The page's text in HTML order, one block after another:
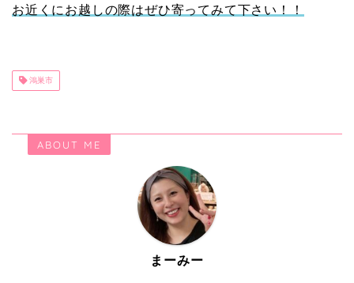
お近くにお越しの際はぜひ寄ってみて下さい！！
鴻巣市
ABOUT ME
まーみー